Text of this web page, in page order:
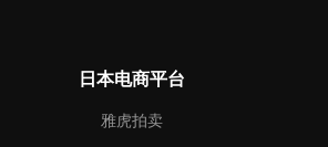
日本电商平台
雅虎拍卖